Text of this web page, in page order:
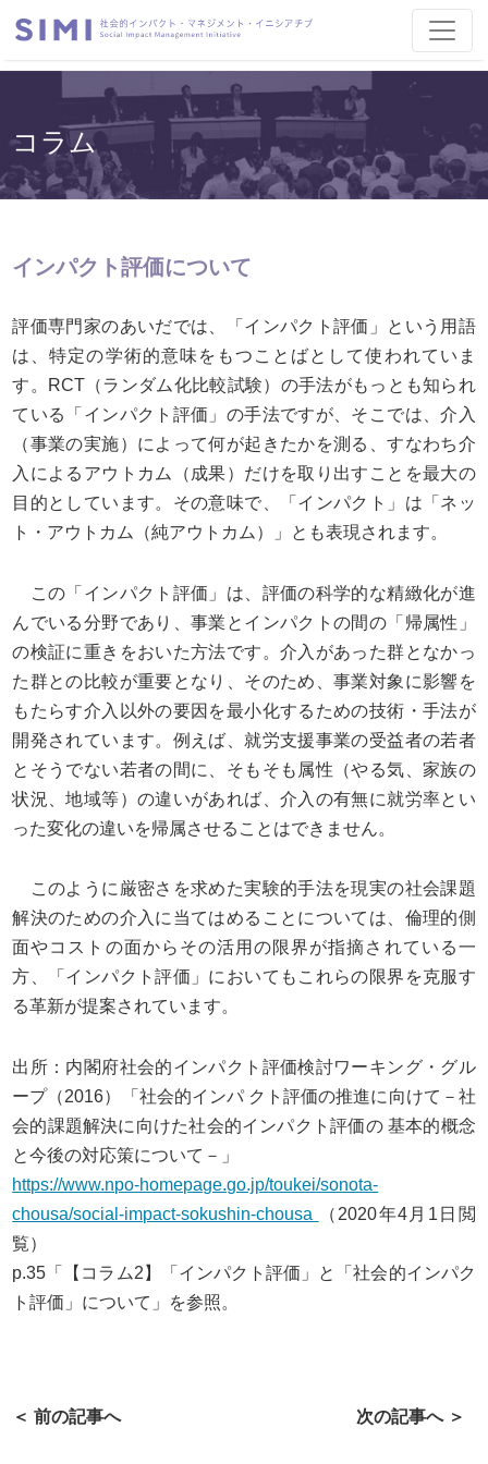
コラム
インパクト評価について
評価専門家のあいだでは、「インパクト評価」という用語
は、特定の学術的意味をもつことばとして使われていま
す。RCT（ランダム化比較試験）の手法がもっとも知られ
ている「インパクト評価」の手法ですが、そこでは、介入
（事業の実施）によって何が起きたかを測る、すなわち介
入によるアウトカム（成果）だけを取り出すことを最大の
目的としています。その意味で、「インパクト」は「ネッ
ト・アウトカム（純アウトカム）」とも表現されます。
この「インパクト評価」は、評価の科学的な精緻化が進
んでいる分野であり、事業とインパクトの間の「帰属性」
の検証に重きをおいた方法です。介入があった群となかっ
た群との比較が重要となり、そのため、事業対象に影響を
もたらす介入以外の要因を最小化するための技術・手法が
開発されています。例えば、就労支援事業の受益者の若者
とそうでない若者の間に、そもそも属性（やる気、家族の
状況、地域等）の違いがあれば、介入の有無に就労率とい
った変化の違いを帰属させることはできません。
このように厳密さを求めた実験的手法を現実の社会課題
解決のための介入に当てはめることについては、倫理的側
面やコストの面からその活用の限界が指摘されている一
方、「インパクト評価」においてもこれらの限界を克服す
る革新が提案されています。
出所：内閣府社会的インパクト評価検討ワーキング・グル
ープ（2016）「社会的インパ クト評価の推進に向けて－社
会的課題解決に向けた社会的インパクト評価の 基本的概念
と今後の対応策について－」
https://www.npo-homepage.go.jp/toukei/sonota-
chousa/social-impact-sokushin-chousa
（2020年4月1日閲
覧）
p.35「【コラム2】「インパクト評価」と「社会的インパク
ト評価」について」を参照。
＜ 前の記事へ 次の記事へ ＞